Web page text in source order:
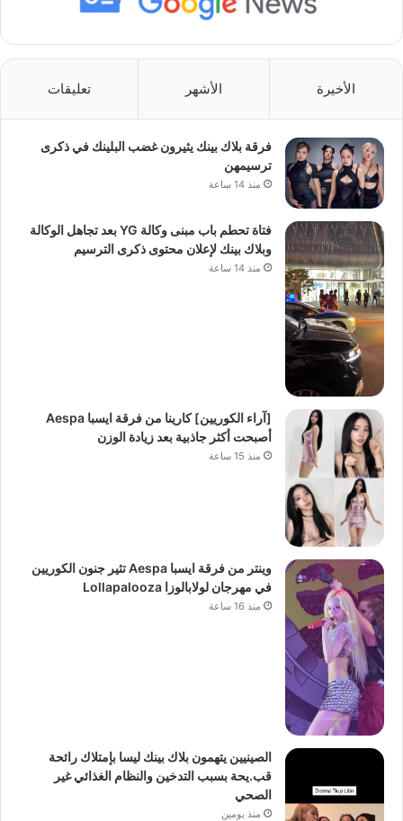
الأخيرة الأشهر تعليقات
فرقة بلاك بينك يثيرون غضب البلينك في ذكرى
ترسيمهن
منذ 14 ساعة
فتاة تحطم باب مبنى وكالة YG بعد تجاهل الوكالة
وبلاك بينك لإعلان محتوى ذكرى الترسيم
منذ 14 ساعة
[آراء الكوريين] كارينا من فرقة ايسبا Aespa
أصبحت أكثر جاذبية بعد زيادة الوزن
منذ 15 ساعة
وينتر من فرقة ايسبا Aespa تثير جنون الكوريين
في مهرجان لولابالوزا Lollapalooza
منذ 16 ساعة
الصينيين يتهمون بلاك بينك ليسا بإمتلاك رائحة
قب.يحة بسبب التدخين والنظام الغذائي غير
الصحي
منذ يومين